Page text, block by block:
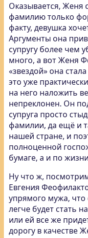
Оказывается, Женя
фамилию только
факту, девушка
Аргументы она
супругу более чем
много, а вот Женя
«звездой» она
это уже
на него наложить
непреклонен. Он
супруга просто
фамилии, да ещё и
нашей стране, и
полноценной
бумаге, а и по
Ну что ж,
Евгения
упрямого мужа,
легче будет стать
или ей все же
дорогу в качестве